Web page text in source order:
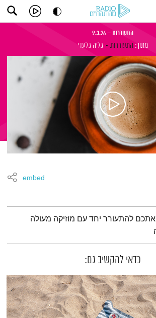
התעוררות – 9.3.26
מתוך: התעוררות גליה גלעדי
embed
אתכם להתעורר יחד עם מוזיקה מעולה
כדאי להקשיב גם: